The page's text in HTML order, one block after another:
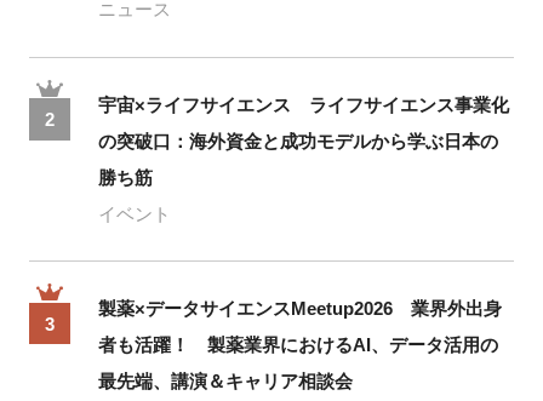
ニュース
2
宇宙×ライフサイエンス ライフサイエンス事業化
の突破口：海外資金と成功モデルから学ぶ日本の
勝ち筋
イベント
3
製薬×データサイエンスMeetup2026 業界外出身
者も活躍！ 製薬業界におけるAI、データ活用の
最先端、講演＆キャリア相談会